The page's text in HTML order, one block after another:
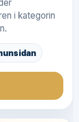
i kategorin